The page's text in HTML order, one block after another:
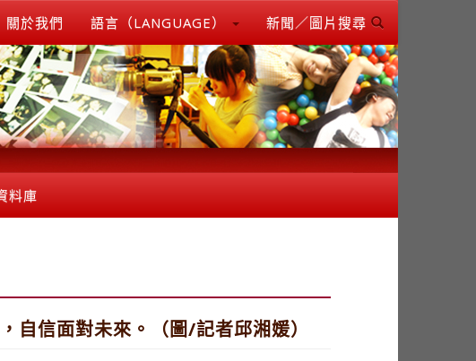
關於我們 語言（LANGUAGE） 新聞／圖片搜尋
料庫
自信面對未來。（圖/記者邱湘媛）